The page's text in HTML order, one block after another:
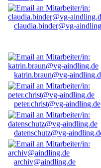
claudia.binder@vg-
katrin.braun@vg-
peter.christ@vg-aindling.de
datenschutz@vg-
archiv@aindling.de